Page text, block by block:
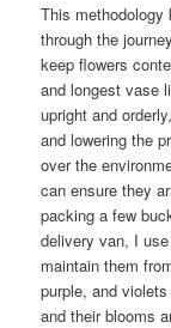
This methodology
through the
keep flowers
and longest vase
upright and
and lowering the
over the
can ensure they
packing a few
delivery van, I
maintain them
purple, and
and their blooms